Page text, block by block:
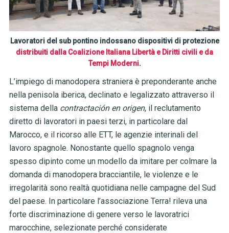
Lavoratori del sub pontino indossano dispositivi di protezione
distribuiti dalla Coalizione Italiana Libertà e Diritti civili e da
Tempi Moderni.
L’impiego di manodopera straniera è preponderante anche
nella penisola iberica, declinato e legalizzato attraverso il
sistema della contractación en origen, il reclutamento
diretto di lavoratori in paesi terzi, in particolare dal
Marocco, e il ricorso alle ETT, le agenzie interinali del
lavoro spagnole. Nonostante quello spagnolo venga
spesso dipinto come un modello da imitare per colmare la
domanda di manodopera bracciantile, le violenze e le
irregolarità sono realtà quotidiana nelle campagne del Sud
del paese. In particolare l’associazione Terra! rileva una
forte discriminazione di genere verso le lavoratrici
marocchine, selezionate perché considerate